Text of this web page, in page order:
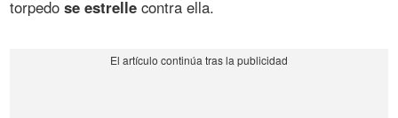
torpedose estrelle contra ella.